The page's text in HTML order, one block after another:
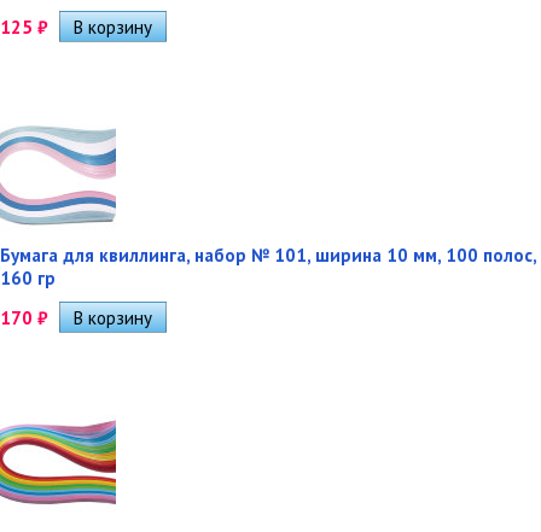
125 ₽
Бумага для квиллинга, набор № 101, ширина 10 мм, 100 полос,
160 гр
170 ₽